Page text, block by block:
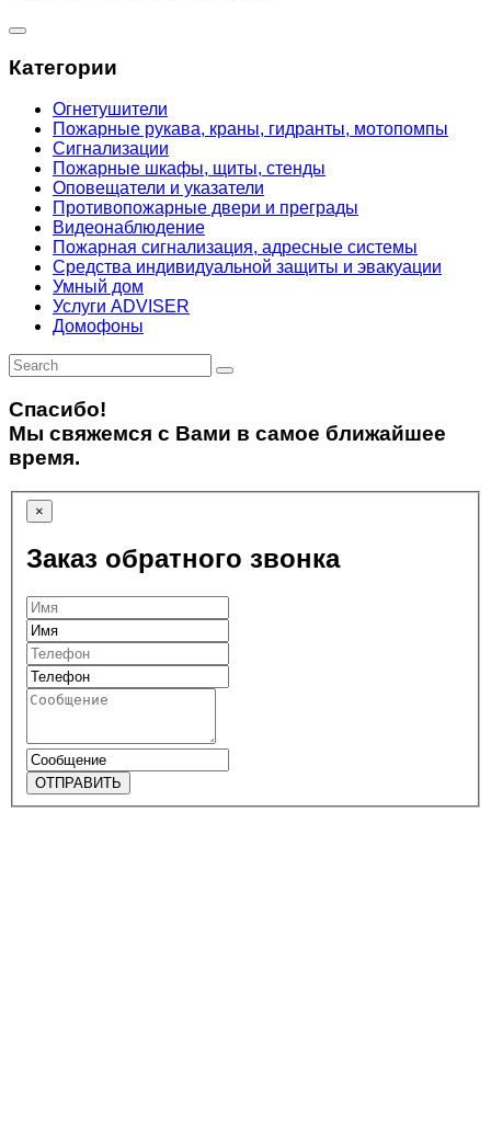
Категории
Огнетушители
Пожарные рукава, краны, гидранты, мотопомпы
Сигнализации
Пожарные шкафы, щиты, стенды
Оповещатели и указатели
Противопожарные двери и преграды
Видеонаблюдение
Пожарная сигнализация, адресные системы
Средства индивидуальной защиты и эвакуации
Умный дом
Услуги ADVISER
Домофоны
Спасибо!
Мы свяжемся с Вами в самое ближайшее
время.
×
Заказ обратного звонка
ОТПРАВИТЬ